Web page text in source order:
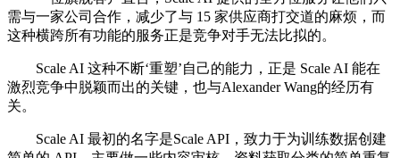
需与一家公司合作，减少了与 15 家供应商打交道的麻烦，而
这种横跨所有功能的服务正是竞争对手无法比拟的。
Scale AI 这种不断‘重塑’自己的能力，正是 Scale AI 能在
激烈竞争中脱颖而出的关键，也与Alexander Wang的经历有
关。
Scale AI 最初的名字是Scale API，致力于为训练数据创建